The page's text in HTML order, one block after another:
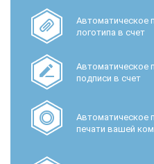
Автоматическое
логотипа в счет
Автоматическое
подписи в счет
Автоматическое
печати вашей